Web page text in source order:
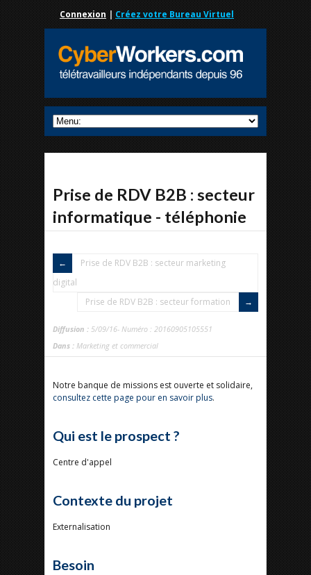
Connexion | Créez votre Bureau Virtuel
Prise de RDV B2B : secteur
informatique - téléphonie
Prise de RDV B2B : secteur marketing
digital
Prise de RDV B2B : secteur formation
Diffusion : 5/09/16- Numéro : 20160905105551
Dans : Marketing et commercial
Notre banque de missions est ouverte et solidaire,
consultez cette page pour en savoir plus.
Qui est le prospect ?
Centre d'appel
Contexte du projet
Externalisation
Besoin